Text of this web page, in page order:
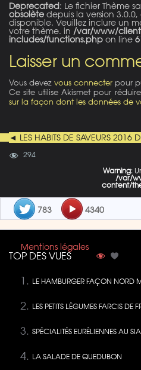
Deprecated: Le fichier Thème
obsolète depuis la version
disponible. Veuillez inclure un
votre thème. in /var/www/
includes/functions.php on line
Laisser un
Vous devez vous connecter pour
Ce site utilise Akismet pour
sur la façon dont les données de
◄ LES HABITS DE SAVEURS 2016
294
Warning:
/var/
content/
783 4340
Mentions légales
TOP DES VUES
LE HAMBURGER FAÇON NORD
LES PETITS LÉGUMES FARCIS DE
SPÉCIALITÉS EURÉLIENNES AU
LA SALADE DE QUEDUBON